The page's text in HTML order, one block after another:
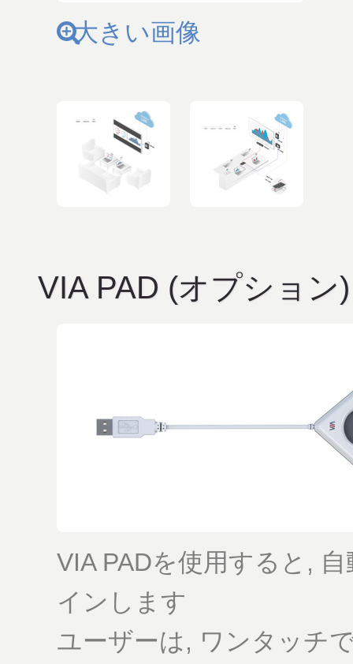
大きい画像
VIA PAD (オプション)
VIA PADを使用すると,
インします
ユーザーは, ワンタッチ